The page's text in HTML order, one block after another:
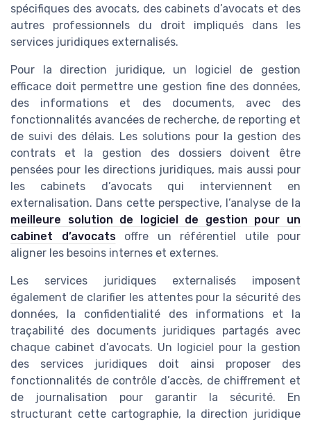
spécifiques des avocats, des cabinets d’avocats et des
autres professionnels du droit impliqués dans les
services juridiques externalisés.
Pour la direction juridique, un logiciel de gestion
efficace doit permettre une gestion fine des données,
des informations et des documents, avec des
fonctionnalités avancées de recherche, de reporting et
de suivi des délais. Les solutions pour la gestion des
contrats et la gestion des dossiers doivent être
pensées pour les directions juridiques, mais aussi pour
les cabinets d’avocats qui interviennent en
externalisation. Dans cette perspective, l’analyse de la
meilleure solution de logiciel de gestion pour un
cabinet d’avocatsoffre un référentiel utile pour
aligner les besoins internes et externes.
Les services juridiques externalisés imposent
également de clarifier les attentes pour la sécurité des
données, la confidentialité des informations et la
traçabilité des documents juridiques partagés avec
chaque cabinet d’avocats. Un logiciel pour la gestion
des services juridiques doit ainsi proposer des
fonctionnalités de contrôle d’accès, de chiffrement et
de journalisation pour garantir la sécurité. En
structurant cette cartographie, la direction juridique